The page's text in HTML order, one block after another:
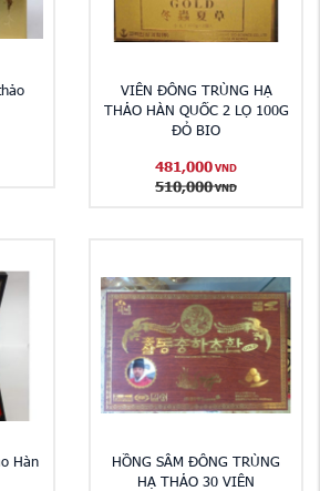
VIÊN ĐÔNG TRÙNG HẠ
THẢO HÀN QUỐC 2 LỌ 100G
ĐỎ BIO
481,000 VND
510,000 VND
Hàn
HỒNG SÂM ĐÔNG TRÙNG
HẠ THẢO 30 VIÊN